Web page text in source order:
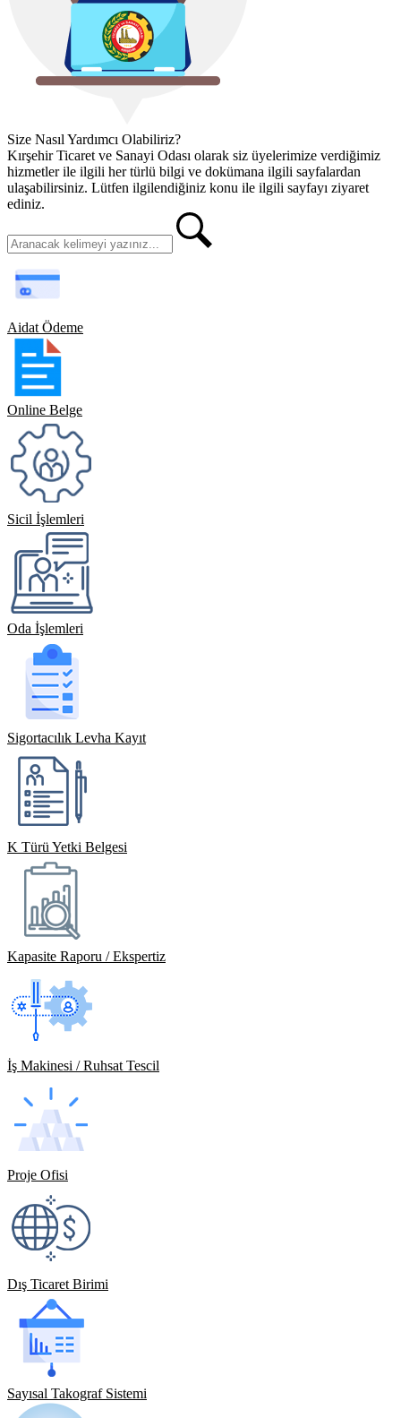
Size Nasıl Yardımcı Olabiliriz?
Kırşehir Ticaret ve Sanayi Odası olarak siz üyelerimize verdiğimiz
hizmetler ile ilgili her türlü bilgi ve dokümana ilgili sayfalardan
ulaşabilirsiniz. Lütfen ilgilendiğiniz konu ile ilgili sayfayı ziyaret
ediniz.
Aidat Ödeme
Online Belge
Sicil İşlemleri
Oda İşlemleri
Sigortacılık Levha Kayıt
K Türü Yetki Belgesi
Kapasite Raporu / Ekspertiz
İş Makinesi / Ruhsat Tescil
Proje Ofisi
Dış Ticaret Birimi
Sayısal Takograf Sistemi